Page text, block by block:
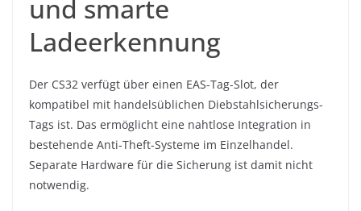
und smarte
Ladeerkennung
Der CS32 verfügt über einen EAS-Tag-Slot, der
kompatibel mit handelsüblichen Diebstahlsicherungs-
Tags ist. Das ermöglicht eine nahtlose Integration in
bestehende Anti-Theft-Systeme im Einzelhandel.
Separate Hardware für die Sicherung ist damit nicht
notwendig.